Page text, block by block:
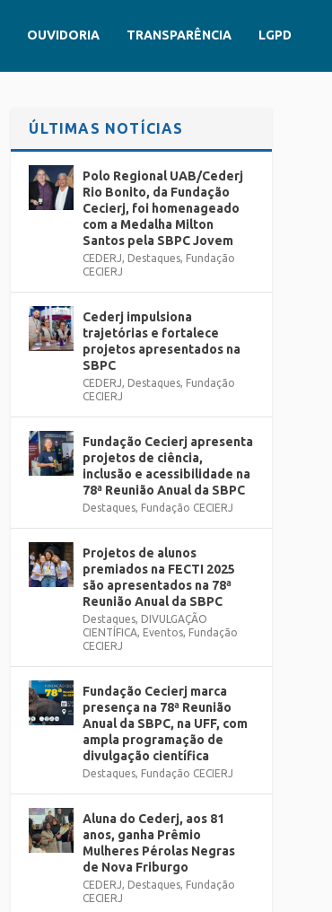
OUVIDORIA TRANSPARÊNCIA LGPD
ÚLTIMAS NOTÍCIAS
Polo Regional UAB/Cederj
Rio Bonito, da Fundação
Cecierj, foi homenageado
com a Medalha Milton
Santos pela SBPC Jovem
CEDERJ, Destaques, Fundação
CECIERJ
Cederj impulsiona
trajetórias e fortalece
projetos apresentados na
SBPC
CEDERJ, Destaques, Fundação
CECIERJ
Fundação Cecierj apresenta
projetos de ciência,
inclusão e acessibilidade na
78ª Reunião Anual da SBPC
Destaques, Fundação CECIERJ
Projetos de alunos
premiados na FECTI 2025
são apresentados na 78ª
Reunião Anual da SBPC
Destaques, DIVULGAÇÃO
CIENTÍFICA, Eventos, Fundação
CECIERJ
Fundação Cecierj marca
presença na 78ª Reunião
Anual da SBPC, na UFF, com
ampla programação de
divulgação científica
Destaques, Fundação CECIERJ
Aluna do Cederj, aos 81
anos, ganha Prêmio
Mulheres Pérolas Negras
de Nova Friburgo
CEDERJ, Destaques, Fundação
CECIERJ